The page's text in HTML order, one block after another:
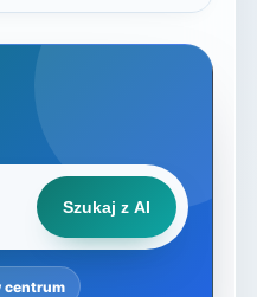
Szukaj z AI
centrum